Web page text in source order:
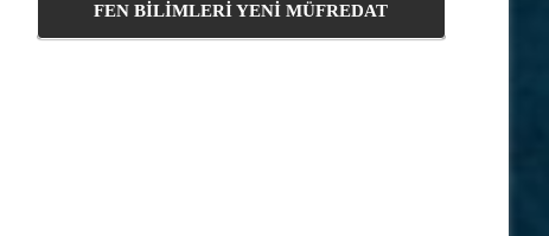
FEN BİLİMLERİ YENİ MÜFREDAT